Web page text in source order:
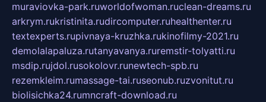
muraviovka-park.ruworldofwoman.ruclean-dreams.ru
arkrym.rukristinita.rudircomputer.ruhealthenter.ru
textexperts.rupivnaya-kruzhka.rukinofilmy-2021.ru
demolalapaluza.rutanyavanya.ruremstir-tolyatti.ru
msdip.rujdol.rusokolovr.runewtech-spb.ru
rezemkleim.rumassage-tai.ruseonub.ruzvonitut.ru
biolisichka24.rumncraft-download.ru